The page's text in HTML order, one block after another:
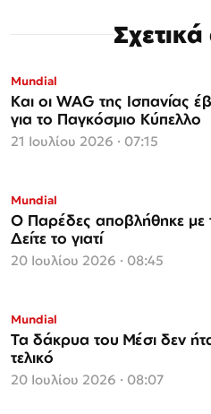
Mundial
Και οι WAG της Ισπανίας
για το Παγκόσμιο Κύπελλο
21 Ιουλίου 2026 · 07:15
Mundial
Ο Παρέδες αποβλήθηκε με
Δείτε το γιατί
20 Ιουλίου 2026 · 08:45
Mundial
Τα δάκρυα του Μέσι δεν
τελικό
20 Ιουλίου 2026 · 08:07